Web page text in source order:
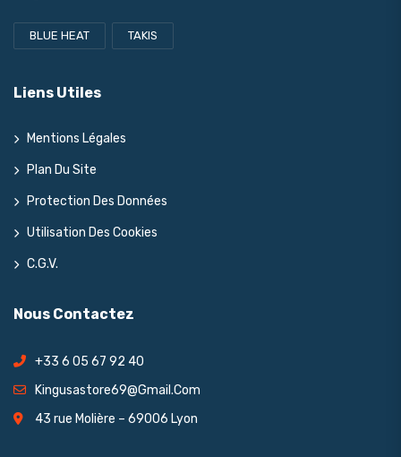
BLUE HEAT TAKIS
Liens Utiles
Mentions Légales
Plan Du Site
Protection Des Données
Utilisation Des Cookies
C.G.V.
Nous Contactez
+33 6 05 67 92 40
Kingusastore69@gmail.com
43 rue Molière – 69006 Lyon